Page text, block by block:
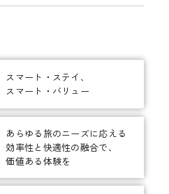
スマート・ステイ、
スマート・バリュー
あらゆる旅のニーズに応える
効率性と快適性の融合で、
価値ある体験を